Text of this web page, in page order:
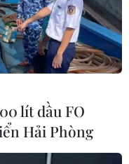
lít dầu FO
Hải Phòng